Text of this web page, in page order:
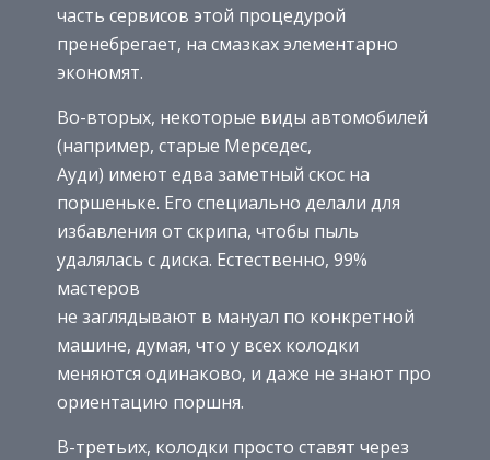
часть сервисов этой процедурой
пренебрегает, на смазках элементарно
экономят.
Во-вторых, некоторые виды автомобилей
(например, старые Мерседес,
Ауди) имеют едва заметный скос на
поршеньке. Его специально делали для
избавления от скрипа, чтобы пыль
удалялась с диска. Естественно, 99%
мастеров
не заглядывают в мануал по конкретной
машине, думая, что у всех колодки
меняются одинаково, и даже не знают про
ориентацию поршня.
В-третьих, колодки просто ставят через